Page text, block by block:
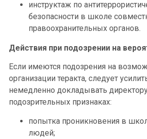
инструктаж по
безопасности в школе
правоохранительных органов.
Действия при подозрении на
Если имеются подозрения на
организации теракта, следует
немедленно докладывать
подозрительных признаках:
попытка проникновения в
людей;